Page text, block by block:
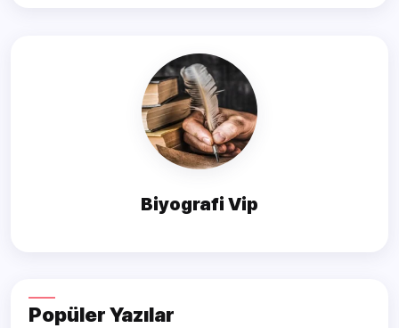
Biyografi Vip
Popüler Yazılar